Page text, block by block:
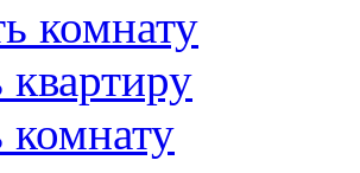
комнату
комнату